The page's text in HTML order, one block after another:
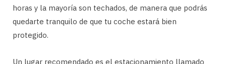
horas y la mayoría son techados, de manera que podrás
quedarte tranquilo de que tu coche estará bien
protegido.
Un lugar recomendado es el estacionamiento llamado